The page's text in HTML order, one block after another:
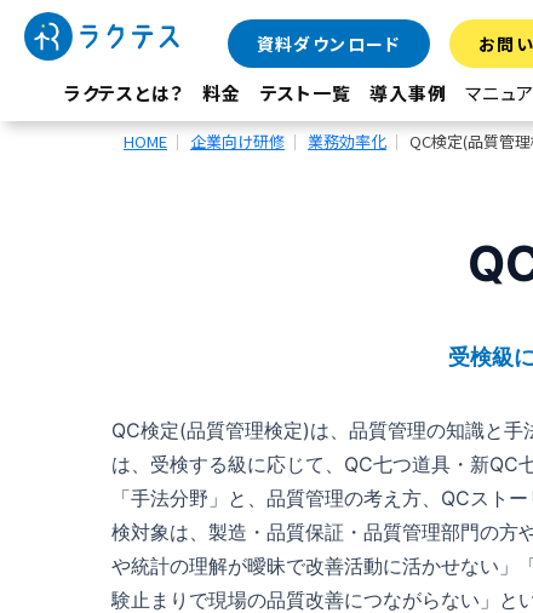
ラクテスとは？ 料金 テスト一覧 導入事例 マニュ
資料ダウンロード お問
HOME 企業向け研修 業務効率化 QC検定(品質管
受検級
QC検定(品質管理検定)は、品質管理の知識と
は、受検する級に応じて、QC七つ道具・新QC
「手法分野」と、品質管理の考え方、QCスト
検対象は、製造・品質保証・品質管理部門の方
や統計の理解が曖昧で改善活動に活かせない」
験止まりで現場の品質改善につながらない」と